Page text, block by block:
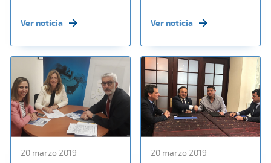
Ver noticia Ver noticia
20 marzo 2019 20 marzo 2019